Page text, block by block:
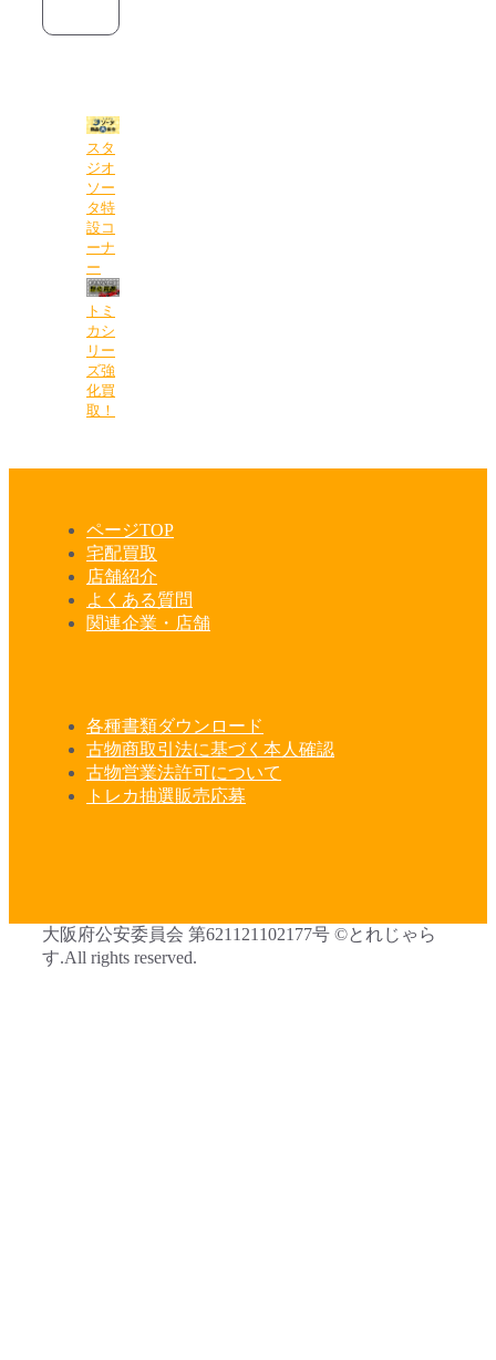
スタ
ジオ
ソー
タ特
設コ
ーナ
ー
トミ
カシ
リー
ズ強
化買
取！
ページTOP
宅配買取
店舗紹介
よくある質問
関連企業・店舗
各種書類ダウンロード
古物商取引法に基づく本人確認
古物営業法許可について
トレカ抽選販売応募
大阪府公安委員会 第621121102177号 ©とれじゃら
す.All rights reserved.